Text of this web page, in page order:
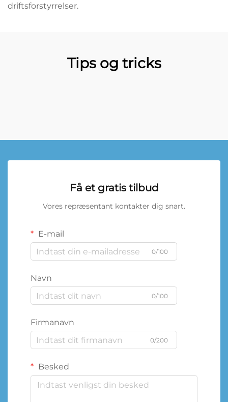
driftsforstyrrelser.
Tips og tricks
Få et gratis tilbud
Vores repræsentant kontakter dig snart.
E-mail
0/100
Navn
0/100
Firmanavn
0/200
Besked